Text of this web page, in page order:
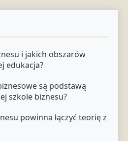
i jakich obszarów
edukacja?
są podstawą
szkole biznesu?
powinna łączyć teorię z